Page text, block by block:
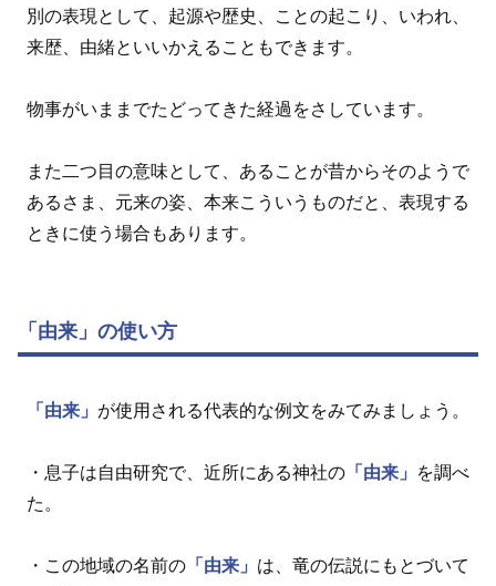
別の表現として、起源や歴史、ことの起こり、いわれ、
来歴、由緒といいかえることもできます。
物事がいままでたどってきた経過をさしています。
また二つ目の意味として、あることが昔からそのようで
あるさま、元来の姿、本来こういうものだと、表現する
ときに使う場合もあります。
「由来」の使い方
「由来」 が使用される代表的な例文をみてみましょう。
・息子は自由研究で、近所にある神社の 「由来」
を調べ
た。
・この地域の名前の 「由来」 は、竜の伝説にもとづいて